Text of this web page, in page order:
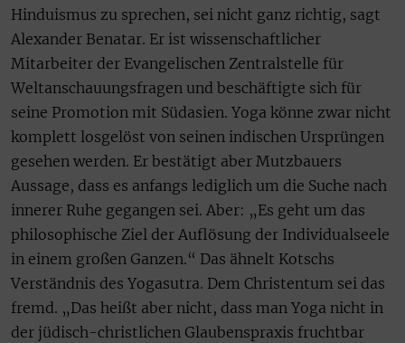
Hinduismus zu sprechen, sei nicht ganz richtig, sagt
Alexander Benatar. Er ist wissenschaftlicher
Mitarbeiter der Evangelischen Zentralstelle für
Weltanschauungsfragen und beschäftigte sich für
seine Promotion mit Südasien. Yoga könne zwar nicht
komplett losgelöst von seinen indischen Ursprüngen
gesehen werden. Er bestätigt aber Mutzbauers
Aussage, dass es anfangs lediglich um die Suche nach
innerer Ruhe gegangen sei. Aber: „Es geht um das
philosophische Ziel der Auflösung der Individualseele
in einem großen Ganzen.“ Das ähnelt Kotschs
Verständnis des Yogasutra. Dem Christentum sei das
fremd. „Das heißt aber nicht, dass man Yoga nicht in
der jüdisch-christlichen Glaubenspraxis fruchtbar